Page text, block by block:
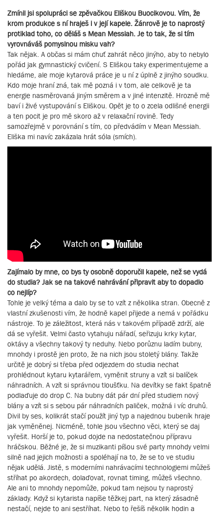
Zmínil jsi spolupráci se zpěvačkou Eliškou Buocikovou. Vím, že
krom produkce s ní hraješ i v její kapele. Žánrově je to naprostý
protiklad toho, co děláš s Mean Messiah. Je to tak, že si tím
vyrovnáváš pomyslnou misku vah?
Tak nějak. A občas si mám chuť zahrát něco jinýho, aby to nebylo
pořád jak gymnastický cvičení. S Eliškou taky experimentujeme a
hledáme, ale moje kytarová práce je u ní z úplně z jinýho soudku.
Kdo moje hraní zná, tak mě pozná i v tom, ale celkově je ta
energie nasměrovaná jiným směrem a v jiné intenzitě. Hrozně mě
baví i živé vystupování s Eliškou. Opět je to o zcela odlišné energii
a ten pocit je pro mě skoro až v relaxační rovině. Tedy
samozřejmě v porovnání s tím, co předvádím v Mean Messiah.
Eliška mi navíc zakázala hrát sóla (smích).
Zajímalo by mne, co bys ty osobně doporučil kapele, než se vydá
do studia? Jak se na takové nahrávání připravit aby to dopadlo
co nejlíp?
Tohle je velký téma a dalo by se to vzít z několika stran. Obecně z
vlastní zkušenosti vím, že hodně kapel přijede a nemá v pořádku
nástroje. To je záležitost, která nás v takovém případě zdrží, ale
dá se vyřešit. Velmi často vytahuju nářadí, seřizuju krky kytar,
oktávy a všechny takový ty neduhy. Nebo porůznu ladím bubny,
mnohdy i prostě jen proto, že na nich jsou stoletý blány. Takže
určitě je dobrý si třeba před odjezdem do studia nechat
prohlédnout kytaru kytarářem, vyměnit struny a vzít si balíček
náhradních. A vzít si správnou tloušťku. Na devítky se fakt špatně
podlaďuje do drop C. Na bubny dát pár dní před studiem nový
blány a vzít si s sebou pár náhradních paliček, možná i víc druhů.
Divil by ses, kolikrát stačí použít jiný typ a najednou bubeník hraje
jak vyměněnej. Nicméně, tohle jsou všechno věci, který se daj
vyřešit. Horší je to, pokud dojde na nedostatečnou přípravu
hráčskou. Běžné je, že si muzikanti píšou své party mnohdy velmi
silně nad jejich možnosti a spoléhají na to, že se to ve studiu
nějak udělá. Jistě, s moderními nahrávacími technologiemi můžeš
stříhat po akordech, dolaďovat, rovnat timing, můžeš všechno.
Ale ani to mnohdy nepomůže, pokud tam nejsou ty naprostý
základy. Když si kytarista napíše těžkej part, na který zásadně
nestačí, nejde to ani sestříhat. Nebo to řešíš několik hodin a